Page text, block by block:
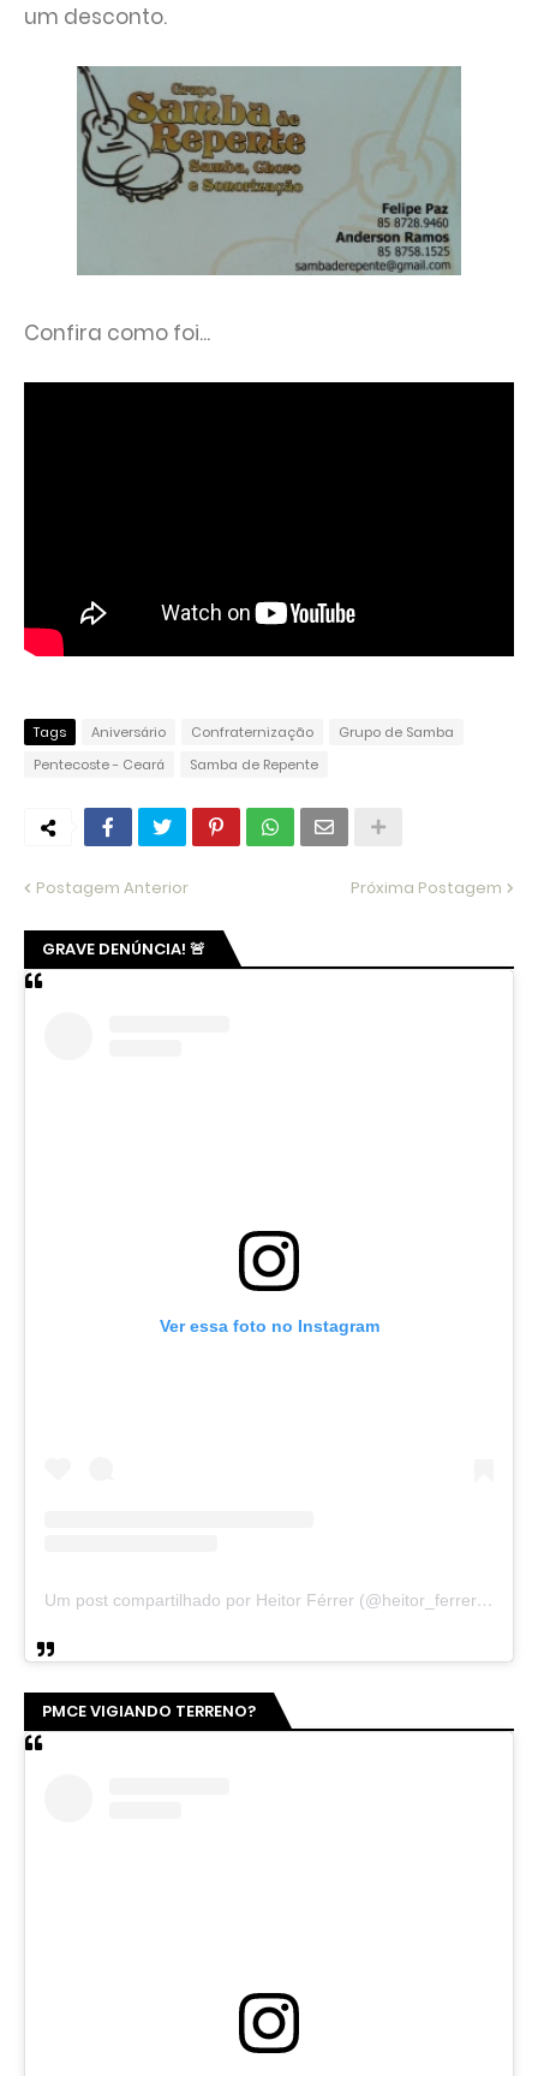
um desconto.
Confira como foi...
Tags Aniversário Confraternização
Grupo de Samba
Pentecoste - Ceará
Samba de Repente
Postagem Anterior Próxima Postagem
GRAVE DENÚNCIA! 🚨
Ver essa foto no Instagram
Um post compartilhado por Heitor Férrer (@heitor_ferrer77)
PMCE VIGIANDO TERRENO?